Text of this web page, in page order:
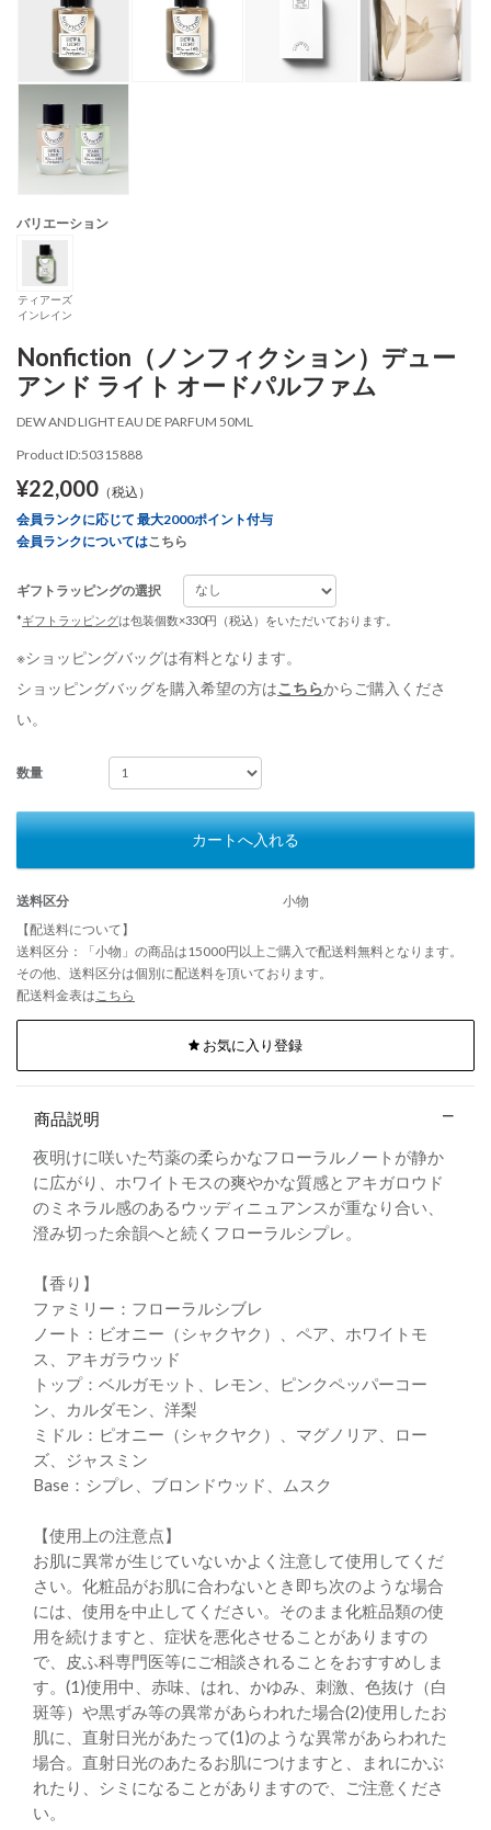
バリエーション
ティアーズ
インレイン
Nonfiction（ノンフィクション）デュー
アンド ライト オードパルファム
DEW AND LIGHT EAU DE PARFUM 50ML
Product ID:50315888
¥22,000 （税込）
会員ランクに応じて 最大2000ポイント付与
会員ランクについてはこちら
ギフトラッピングの選択
*ギフトラッピングは包装個数×330円（税込）をいただいております。
※ショッピングバッグは有料となります。
ショッピングバッグを購入希望の方はこちらからご購入くださ
い。
数量
カートへ入れる
送料区分
小物
【配送料について】
送料区分：「小物」の商品は15000円以上ご購入で配送料無料となります。
その他、送料区分は個別に配送料を頂いております。
配送料金表は こちら
お気に入り登録
商品説明
夜明けに咲いた芍薬の柔らかなフローラルノートが静か
に広がり、ホワイトモスの爽やかな質感とアキガロウド
のミネラル感のあるウッディニュアンスが重なり合い、
澄み切った余韻へと続くフローラルシプレ。
【香り】
ファミリー：フローラルシブレ
ノート：ビオニー（シャクヤク）、ペア、ホワイトモ
ス、アキガラウッド
トップ：ベルガモット、レモン、ピンクペッパーコー
ン、カルダモン、洋梨
ミドル：ピオニー（シャクヤク）、マグノリア、ロー
ズ、ジャスミン
Base：シプレ、ブロンドウッド、ムスク
【使用上の注意点】
お肌に異常が生じていないかよく注意して使用してくだ
さい。化粧品がお肌に合わないとき即ち次のような場合
には、使用を中止してください。そのまま化粧品類の使
用を続けますと、症状を悪化させることがありますの
で、皮ふ科専門医等にご相談されることをおすすめしま
す。(1)使用中、赤味、はれ、かゆみ、刺激、色抜け（白
斑等）や黒ずみ等の異常があらわれた場合(2)使用したお
肌に、直射日光があたって(1)のような異常があらわれた
場合。直射日光のあたるお肌につけますと、まれにかぶ
れたり、シミになることがありますので、ご注意くださ
い。